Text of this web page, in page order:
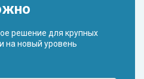
решение для крупных
на новый уровень